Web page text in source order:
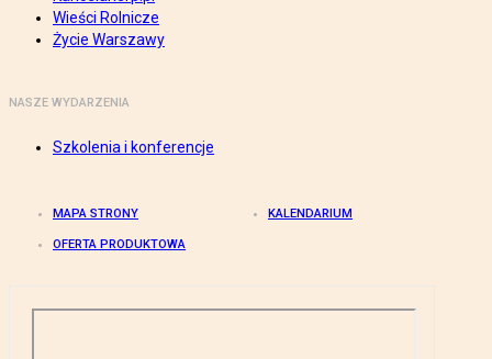
Wieści Rolnicze
Życie Warszawy
NASZE WYDARZENIA
Szkolenia i konferencje
MAPA STRONY KALENDARIUM
OFERTA PRODUKTOWA